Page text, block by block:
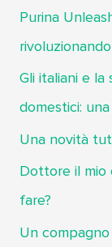
a
Purina
Gli italiani e la
domestici:
Una novità
Dottore il mio
fare?
Un